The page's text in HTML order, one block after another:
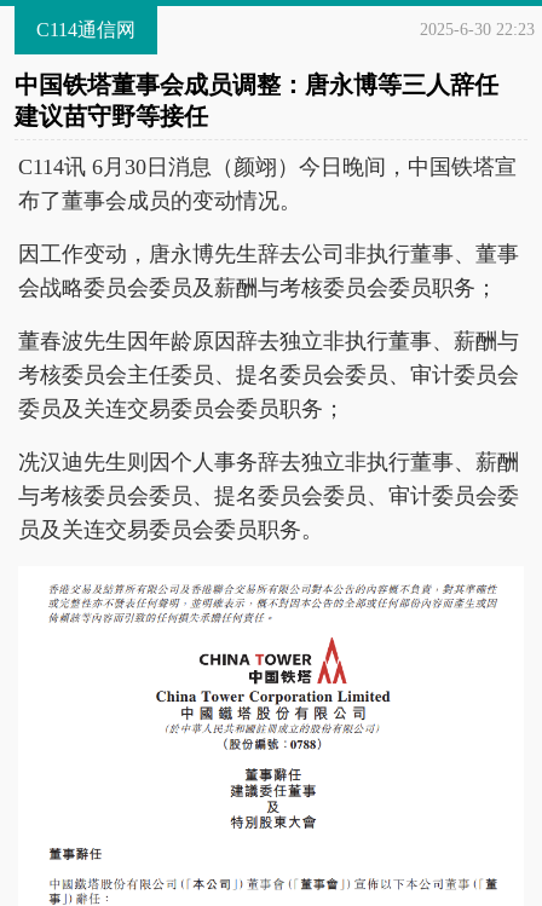
C114通信网 2025-6-30 22:23
中国铁塔董事会成员调整：唐永博等三人辞任
建议苗守野等接任
C114讯 6月30日消息（颜翊）今日晚间，中国铁塔宣
布了董事会成员的变动情况。
因工作变动，唐永博先生辞去公司非执行董事、董事
会战略委员会委员及薪酬与考核委员会委员职务；
董春波先生因年龄原因辞去独立非执行董事、薪酬与
考核委员会主任委员、提名委员会委员、审计委员会
委员及关连交易委员会委员职务；
冼汉迪先生则因个人事务辞去独立非执行董事、薪酬
与考核委员会委员、提名委员会委员、审计委员会委
员及关连交易委员会委员职务。